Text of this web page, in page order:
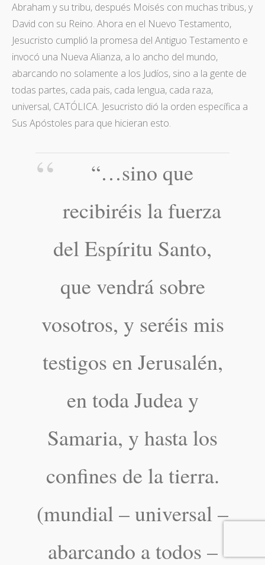
Abraham y su tribu, después Moisés con muchas tribus, y
David con su Reino. Ahora en el Nuevo Testamento,
Jesucristo cumplió la promesa del Antiguo Testamento e
invocó una Nueva Alianza, a lo ancho del mundo,
abarcando no solamente a los Judíos, sino a la gente de
todas partes, cada pais, cada lengua, cada raza,
universal, CATÓLICA. Jesucristo dió la orden específica a
Sus Apóstoles para que hicieran esto.
“…sino que
recibiréis la fuerza
del Espíritu Santo,
que vendrá sobre
vosotros, y seréis mis
testigos en Jerusalén,
en toda Judea y
Samaria, y hasta los
confines de la tierra.
(mundial – universal –
abarcando a todos –